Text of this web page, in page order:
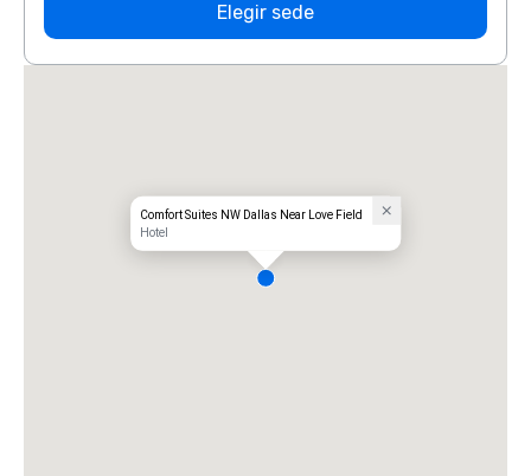
Elegir sede
Comfort Suites NW Dallas Near Love Field
Hotel